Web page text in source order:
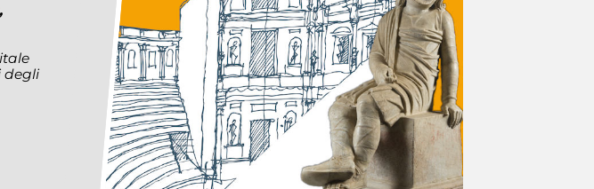
,
degli